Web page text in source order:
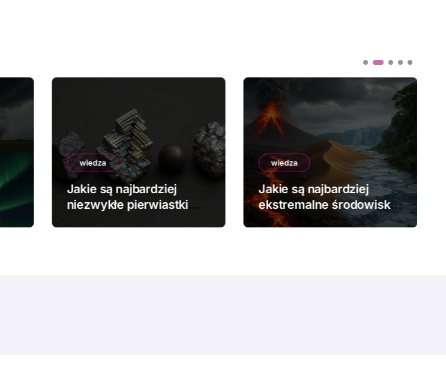
wiedza
Jakie są najbardziej
niezwykłe pierwiastki
wiedza
Jakie są najbardziej
ekstremalne środowiska
na Ziemi?